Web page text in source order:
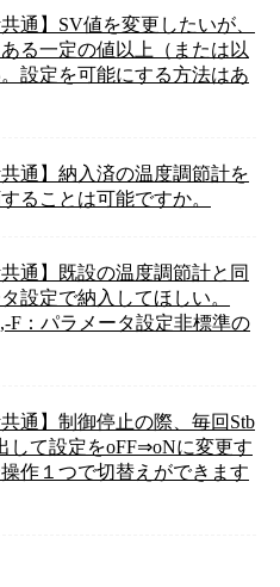
通】SV値を変更したいが、
る一定の値以上（または以
設定を可能にする方法はあ
通】納入済の温度調節計を
ることは可能ですか。
通】既設の温度調節計と同
設定で納入してほしい。
F：パラメータ設定非標準の
通】制御停止の際、毎回Stb
して設定をoFF⇒oNに変更す
作１つで切替えができます